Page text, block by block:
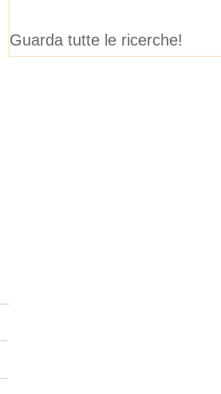
Guarda tutte le ricerche!